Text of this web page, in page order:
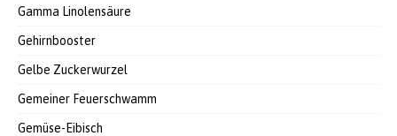
Gamma Linolensäure
Gehirnbooster
Gelbe Zuckerwurzel
Gemeiner Feuerschwamm
Gemüse-Eibisch